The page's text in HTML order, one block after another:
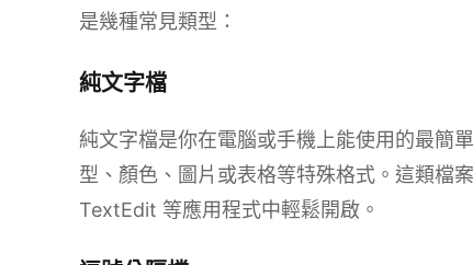
是幾種常見類型：
純文字檔
純文字檔是你在電腦或手機上能使用的最簡
型、顏色、圖片或表格等特殊格式。這類
TextEdit 等應用程式中輕鬆開啟。